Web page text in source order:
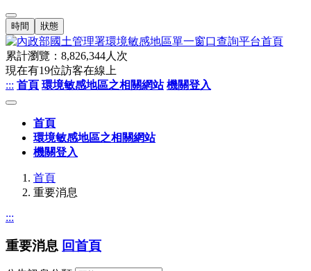
時間 狀態
累計瀏覽： 8,826,344人次
現在有19位訪客在線上
::: 首頁 環境敏感地區之相關網站 機關登入
首頁
環境敏感地區之相關網站
機關登入
首頁
重要消息
:::
重要消息 回首頁